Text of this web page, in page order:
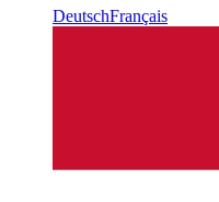
DeutschFrançais